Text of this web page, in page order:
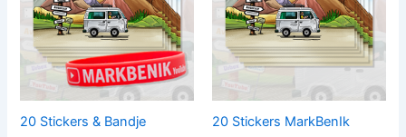
20 Stickers & Bandje 20 Stickers MarkBenIk